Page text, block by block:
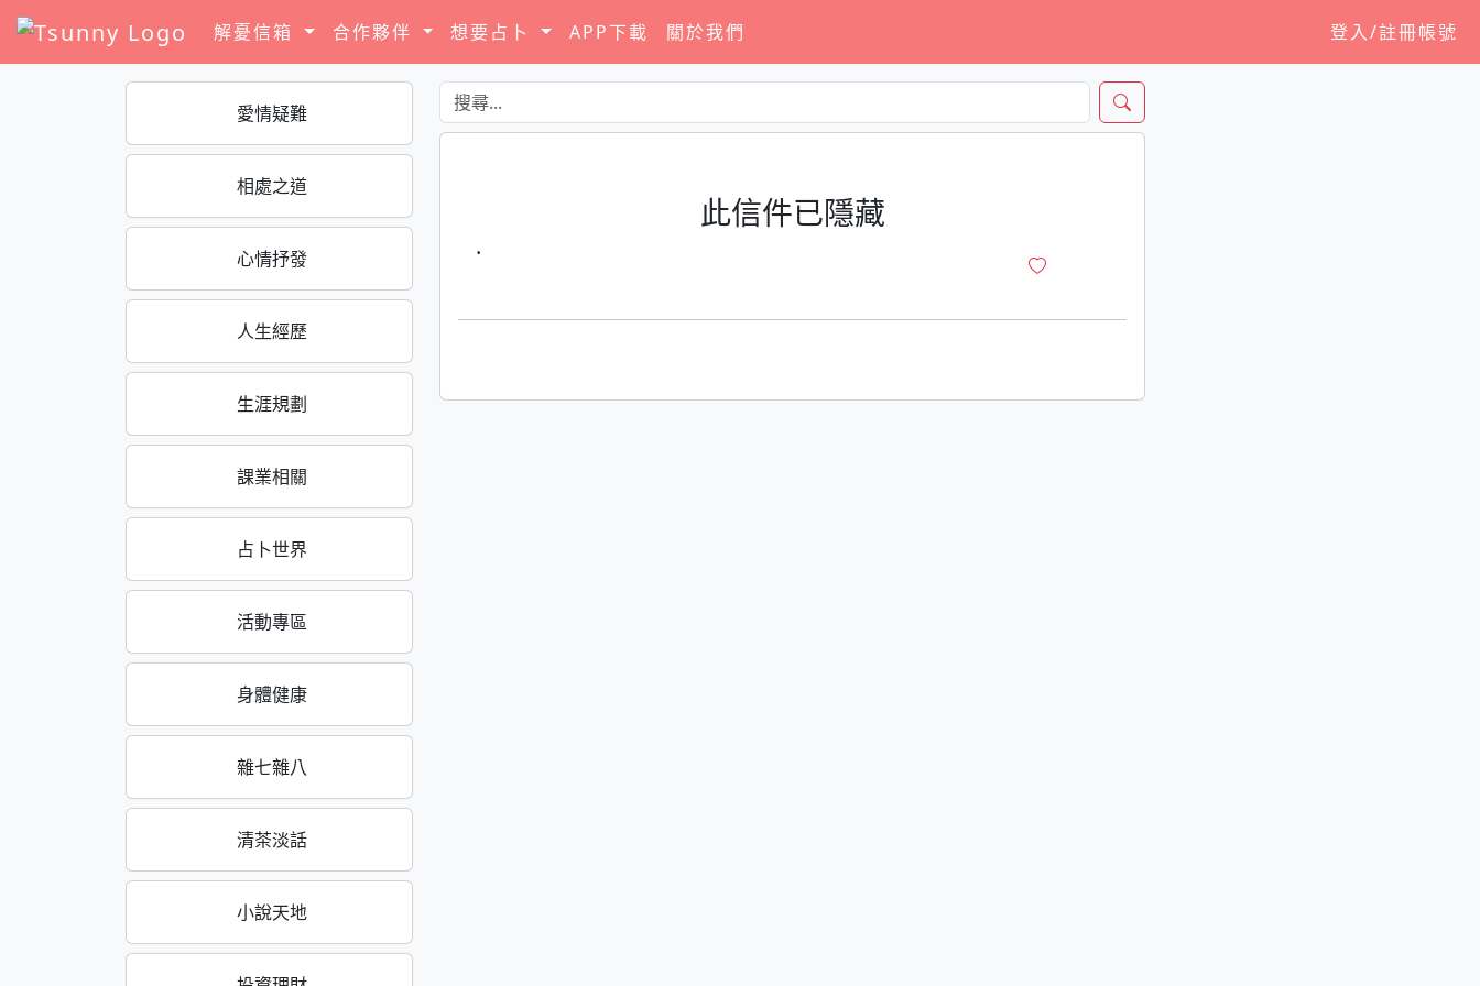
解憂信箱 合作夥伴 想要占卜 APP下載 關於我們 登入/註冊帳號
愛情疑難
相處之道
心情抒發
人生經歷
生涯規劃
課業相關
占卜世界
活動專區
身體健康
雜七雜八
清茶淡話
小說天地
此信件已隱藏
·